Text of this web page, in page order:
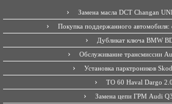
Замена масла DCT Changan
Покупка поддержанного автомобиля:
Дубликат ключа BMW
Обслуживание трансмиссии
Установка парктроников
ТО 60 Haval Dargo 2.0
Замена цепи ГРМ Audi